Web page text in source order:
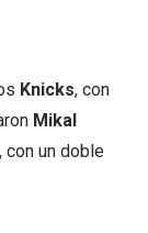
Knicks, con
Mikal
, con un doble